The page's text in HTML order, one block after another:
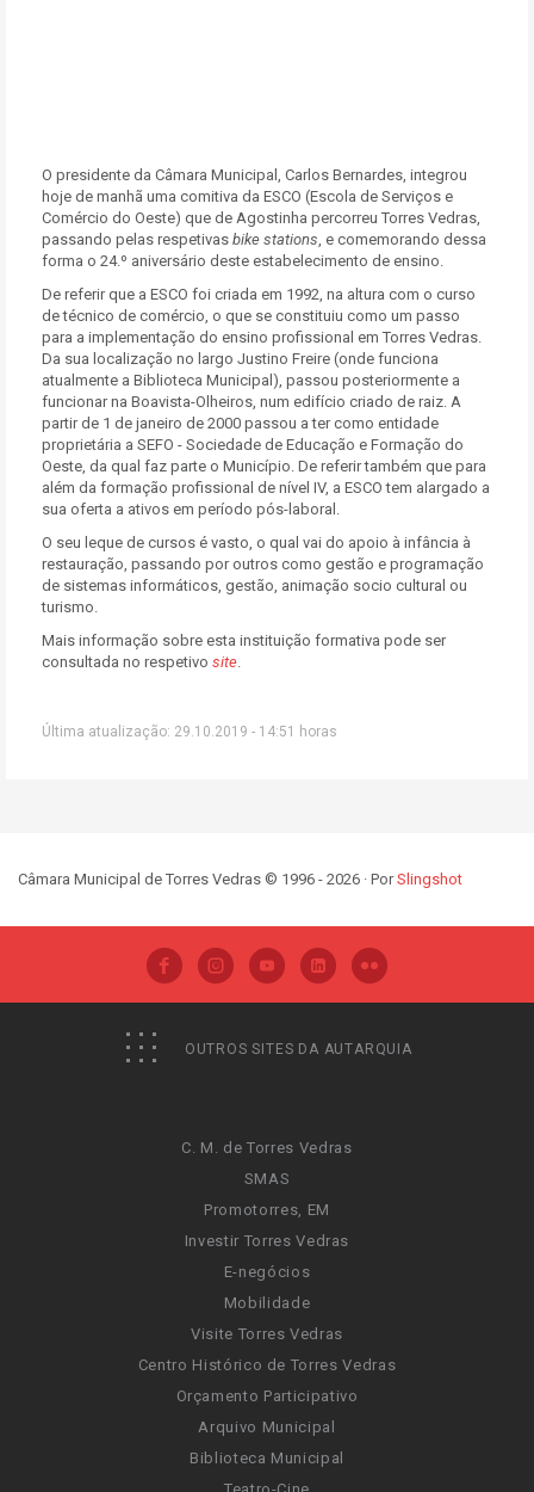
O presidente da Câmara Municipal, Carlos Bernardes, integrou
hoje de manhã uma comitiva da ESCO (Escola de Serviços e
Comércio do Oeste) que de Agostinha percorreu Torres Vedras,
passando pelas respetivas bike stations, e comemorando dessa
forma o 24.º aniversário deste estabelecimento de ensino.
De referir que a ESCO foi criada em 1992, na altura com o curso
de técnico de comércio, o que se constituiu como um passo
para a implementação do ensino profissional em Torres Vedras.
Da sua localização no largo Justino Freire (onde funciona
atualmente a Biblioteca Municipal), passou posteriormente a
funcionar na Boavista-Olheiros, num edifício criado de raiz. A
partir de 1 de janeiro de 2000 passou a ter como entidade
proprietária a SEFO - Sociedade de Educação e Formação do
Oeste, da qual faz parte o Município. De referir também que para
além da formação profissional de nível IV, a ESCO tem alargado a
sua oferta a ativos em período pós-laboral.
O seu leque de cursos é vasto, o qual vai do apoio à infância à
restauração, passando por outros como gestão e programação
de sistemas informáticos, gestão, animação socio cultural ou
turismo.
Mais informação sobre esta instituição formativa pode ser
consultada no respetivo site.
Última atualização: 29.10.2019 - 14:51 horas
Câmara Municipal de Torres Vedras © 1996 - 2026 · PorSlingshot
OUTROS SITES DA AUTARQUIA
C. M. de Torres Vedras
SMAS
Promotorres, EM
Investir Torres Vedras
E-negócios
Mobilidade
Visite Torres Vedras
Centro Histórico de Torres Vedras
Orçamento Participativo
Arquivo Municipal
Biblioteca Municipal